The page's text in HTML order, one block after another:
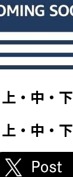
・中・下
・中・下